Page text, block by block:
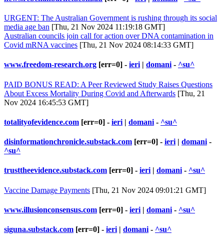
URGENT: The Australian Government is rushing through its social
media age ban [Thu, 21 Nov 2024 11:19:18 GMT]
Australian councils join call for action over DNA contamination in
Covid mRNA vaccines [Thu, 21 Nov 2024 08:14:33 GMT]
www.freedom-research.org [err=0] - ieri | domani - ^su^
PAID BONUS READ: A Peer Reviewed Study Raises Questions
About Excess Mortality During Covid and Afterwards [Thu, 21
Nov 2024 16:45:53 GMT]
totalityofevidence.com [err=0] - ieri | domani - ^su^
disinformationchronicle.substack.com [err=0] - ieri | domani -
^su^
trusttheevidence.substack.com [err=0] - ieri | domani - ^su^
Vaccine Damage Payments [Thu, 21 Nov 2024 09:01:21 GMT]
www.illusionconsensus.com [err=0] - ieri | domani - ^su^
siguna.substack.com [err=0] - ieri | domani - ^su^